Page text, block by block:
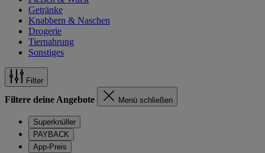
Getränke
Knabbern & Naschen
Drogerie
Tiernahrung
Sonstiges
Filter
Filtere deine Angebote Menü schließen
Superknüller
PAYBACK
App-Preis